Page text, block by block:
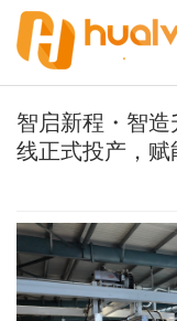
智启新程・智
线正式投产，